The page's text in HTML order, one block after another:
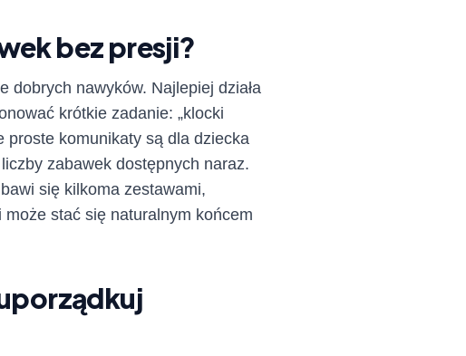
bez presji?
dobrych nawyków. Najlepiej działa
krótkie zadanie: „klocki
proste komunikaty są dla dziecka
zabawek dostępnych naraz.
się kilkoma zestawami,
stać się naturalnym końcem